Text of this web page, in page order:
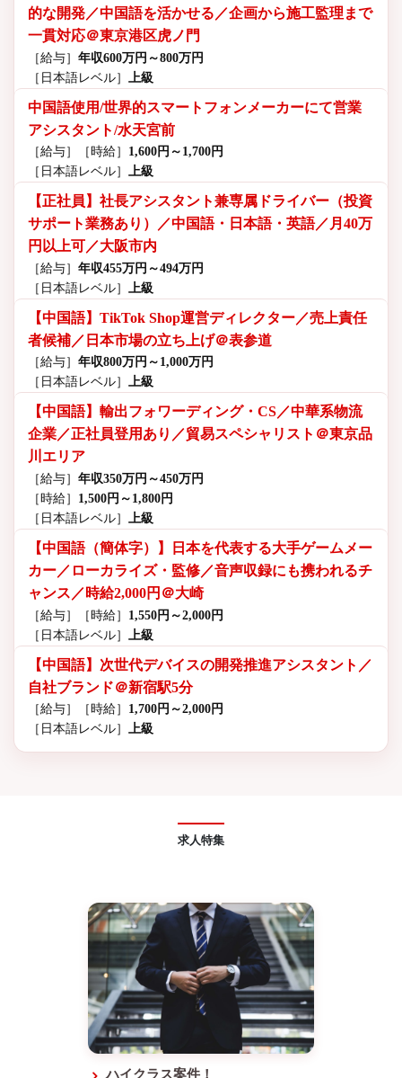
的な開発／中国語を活かせる／企画から施工監理まで
一貫対応＠東京港区虎ノ門
［給与］ 年収600万円～800万円
［日本語レベル］
上級
中国語使用/世界的スマートフォンメーカーにて営業
アシスタント/水天宮前
［給与］ ［時給］ 1,600円～1,700円
［日本語レベル］ 上級
【正社員】社長アシスタント兼専属ドライバー（投資
サポート業務あり）／中国語・日本語・英語／月40万
円以上可／大阪市内
［給与］ 年収455万円～494万円
［日本語レベル］
上級
【中国語】TikTok Shop運営ディレクター／売上責任
者候補／日本市場の立ち上げ＠表参道
［給与］ 年収800万円～1,000万円
［日本語レベル］ 上級
【中国語】輸出フォワーディング・CS／中華系物流
企業／正社員登用あり／貿易スペシャリスト＠東京品
川エリア
［給与］ 年収350万円～450万円
［時給］ 1,500円～1,800円
［日本語レベル］ 上級
【中国語（簡体字）】日本を代表する大手ゲームメー
カー／ローカライズ・監修／音声収録にも携われるチ
ャンス／時給2,000円＠大崎
［給与］ ［時給］ 1,550円～2,000円
［日本語レベル］
上級
【中国語】次世代デバイスの開発推進アシスタント／
自社ブランド＠新宿駅5分
［給与］ ［時給］ 1,700円～2,000円
［日本語レベル］ 上級
求人特集
ハイクラス案件！